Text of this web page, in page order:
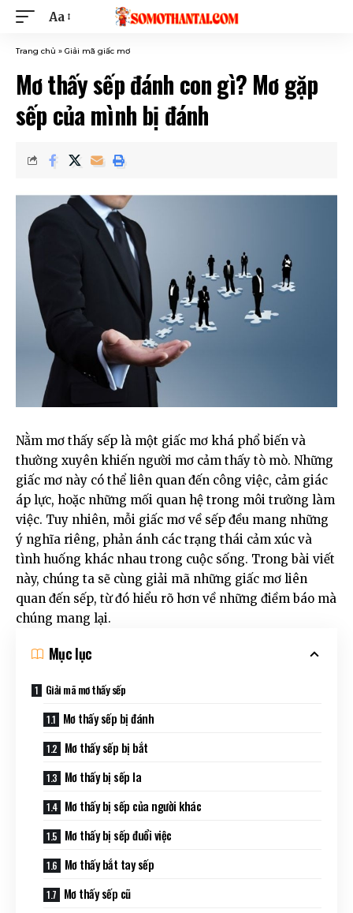
Aa
Trang chủ » Giải mã giấc mơ
Mơ thấy sếp đánh con gì? Mơ gặp
sếp của mình bị đánh
Nằm mơ thấy sếp là một giấc mơ khá phổ biến và
thường xuyên khiến người mơ cảm thấy tò mò. Những
giấc mơ này có thể liên quan đến công việc, cảm giác
áp lực, hoặc những mối quan hệ trong môi trường làm
việc. Tuy nhiên, mỗi giấc mơ về sếp đều mang những
ý nghĩa riêng, phản ánh các trạng thái cảm xúc và
tình huống khác nhau trong cuộc sống. Trong bài viết
này, chúng ta sẽ cùng giải mã những giấc mơ liên
quan đến sếp, từ đó hiểu rõ hơn về những điềm báo mà
chúng mang lại.
Mục lục
Giải mã mơ thấy sếp
Mơ thấy sếp bị đánh
Mơ thấy sếp bị bắt
Mơ thấy bị sếp la
Mơ thấy bị sếp của người khác
Mơ thấy bị sếp đuổi việc
Mơ thấy bắt tay sếp
Mơ thấy sếp cũ